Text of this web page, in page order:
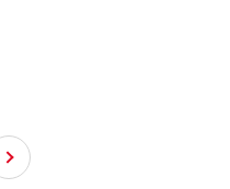
トヨタ カムリ ハイブリッド
Ｇパッケージ １年保証 純正
ＳＤナビ バックカメラ パワ
支払総額